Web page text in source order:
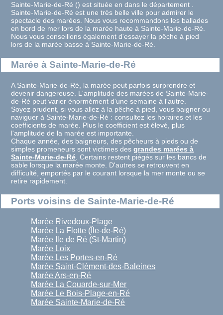
Sainte-Marie-de-Ré () est située en dans le département .
Sainte-Marie-de-Ré est une très belle ville pour admirer le
spectacle des marées. Nous vous recommandons les ballades
en bord de mer lors de la marée haute à Sainte-Marie-de-Ré.
Nous vous conseillons également d'essayer la pêche à pied
lors de la marée basse à Sainte-Marie-de-Ré.
Marée à Sainte-Marie-de-Ré
A Sainte-Marie-de-Ré, la marée peut parfois surprendre et
devenir dangereuse. L'amplitude des marées de Sainte-Marie-
de-Ré peut varier énormément d'une semaine à l'autre.
Soyez prudent, si vous allez à la pêche à pied, vous baigner ou
naviguer à Sainte-Marie-de-Ré : consultez les horaires et les
coefficients de marée. Plus le coefficient est élevé, plus
l'amplitude de la marée est importante.
Chaque année, des baigneurs, des pêcheurs à pieds ou de
simples promeneurs sont victimes desgrandes marées à
Sainte-Marie-de-Ré . Certains restent piégés sur les bancs de
sable lorsque la marée monte. D'autres se retrouvent en
difficulté, emportés par le courant lorsque la mer monte ou se
retire rapidement.
Ports voisins de Sainte-Marie-de-Ré
Marée Rivedoux-Plage
Marée La Flotte (Île-de-Ré)
Marée Ile de Ré (St-Martin)
Marée Loix
Marée Les Portes-en-Ré
Marée Saint-Clément-des-Baleines
Marée Ars-en-Ré
Marée La Couarde-sur-Mer
Marée Le Bois-Plage-en-Ré
Marée Sainte-Marie-de-Ré